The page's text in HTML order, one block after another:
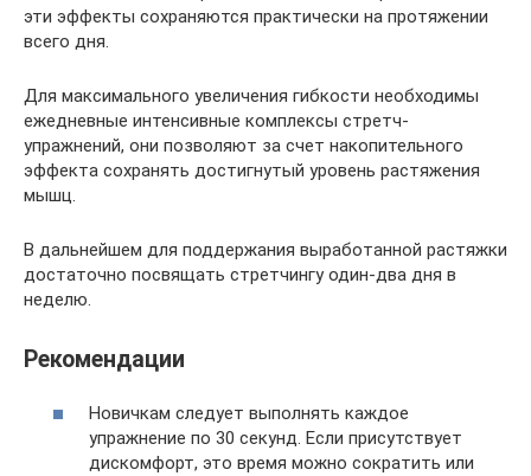
эти эффекты сохраняются практически на протяжении
всего дня.
Для максимального увеличения гибкости необходимы
ежедневные интенсивные комплексы стретч-
упражнений, они позволяют за счет накопительного
эффекта сохранять достигнутый уровень растяжения
мышц.
В дальнейшем для поддержания выработанной растяжки
достаточно посвящать стретчингу один-два дня в
неделю.
Рекомендации
Новичкам следует выполнять каждое
упражнение по 30 секунд. Если присутствует
дискомфорт, это время можно сократить или